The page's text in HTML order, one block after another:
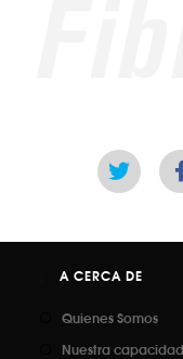
A CERCA DE
Quienes Somos
Nuestra capacidad